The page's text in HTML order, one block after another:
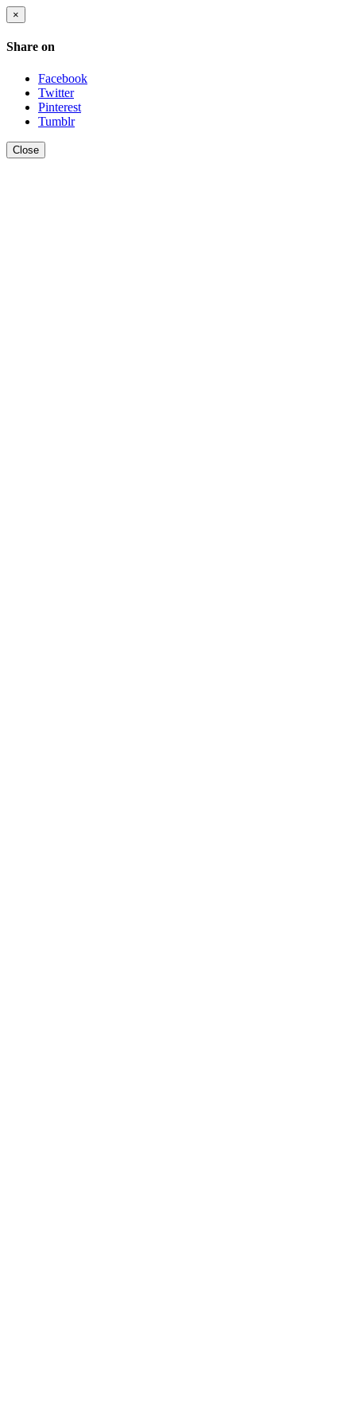
×
Share on
Facebook
Twitter
Pinterest
Tumblr
Close